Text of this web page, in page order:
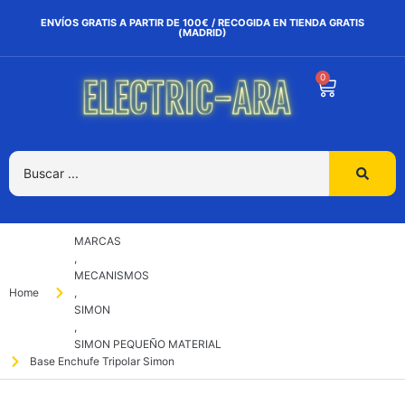
ENVÍOS GRATIS A PARTIR DE 100€ / RECOGIDA EN TIENDA GRATIS
(MADRID)
0
Home
MARCAS
,
MECANISMOS
,
SIMON
,
SIMON PEQUEÑO MATERIAL
Base Enchufe Tripolar Simon